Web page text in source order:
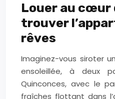
Louer au cœur
trouver
rêves
Imaginez-vous siroter
ensoleillée, à deux
Quinconces, avec le
fraîches flottant dans